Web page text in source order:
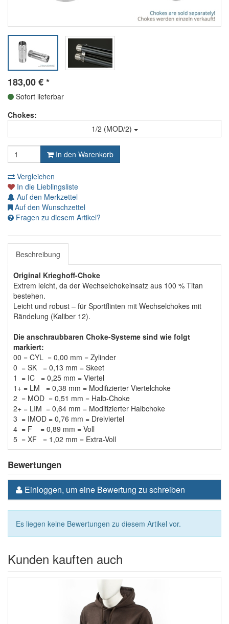
183,00€*
Sofort lieferbar
Chokes:
1/2 (MOD/2)
In den Warenkorb
Vergleichen
In die Lieblingsliste
Auf den Merkzettel
Auf den Wunschzettel
Fragen zu diesem Artikel?
Beschreibung
Original Krieghoff-Choke
Extrem leicht, da der Wechselchokeinsatz aus 100 % Titan
bestehen.
Leicht und robust – für Sportflinten mit Wechselchokes mit
Rändelung (Kaliber 12).
Die anschraubbaren Choke-Systeme sind wie folgt
markiert:
00 = CYL = 0,00 mm = Zylinder
0 = SK = 0,13 mm = Skeet
1 = IC = 0,25 mm = Viertel
1+ = LM = 0,38 mm = Modifizierter Viertelchoke
2 = MOD = 0,51 mm = Halb-Choke
2+ = LIM = 0,64 mm = Modifizierter Halbchoke
3 = IMOD = 0,76 mm = Dreiviertel
4 = F = 0,89 mm = Voll
5 = XF = 1,02 mm = Extra-Voll
Bewertungen
Einloggen, um eine Bewertung zu schreiben
Es liegen keine Bewertungen zu diesem Artikel vor.
Kunden kauften auch